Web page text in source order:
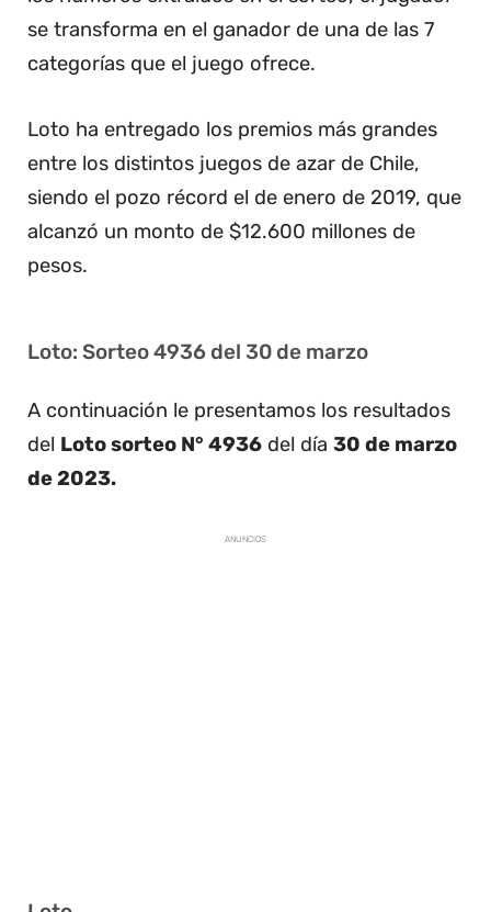
se transforma en el ganador de una de las 7
categorías que el juego ofrece.
Loto ha entregado los premios más grandes
entre los distintos juegos de azar de Chile,
siendo el pozo récord el de enero de 2019, que
alcanzó un monto de $12.600 millones de
pesos.
Loto: Sorteo 4936 del 30 de marzo
A continuación le presentamos los resultados
del Loto sorteo N° 4936 del día 30 de marzo
de 2023.
ANUNCIOS